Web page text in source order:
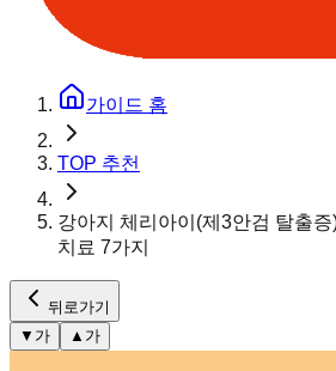
가이드 홈
TOP 추천
강아지 체리아이(제3안검 탈출
치료 7가지
뒤로가기
▼ 가 ▲ 가